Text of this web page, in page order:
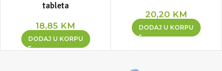
tableta
18,85 KM
DODAJ U KORPU
20,20 KM
DODAJ U KORPU